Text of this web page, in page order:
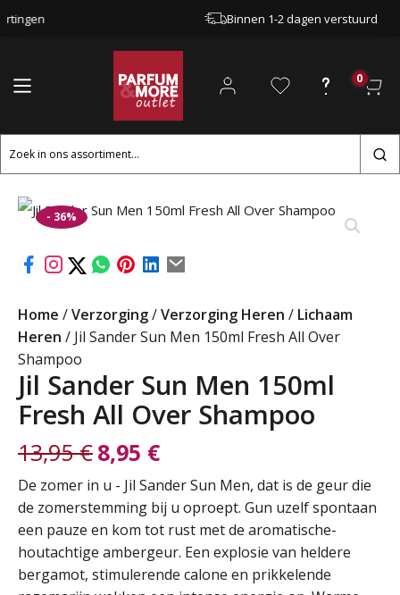
Binnen 1-2 dagen verstuurd
0
Zoeken
naar:
- 36%
Home /Verzorging/Verzorging Heren / Lichaam
Heren / Jil Sander Sun Men 150ml Fresh All Over
Shampoo
Jil Sander Sun Men 150ml
Fresh All Over Shampoo
13,95€
Oorspronkelijke
prijs
was:
8,95 €
Huidige
prijs
is:
De zomer in u - Jil Sander Sun Men, dat is de geur die
de zomerstemming bij u oproept. Gun uzelf spontaan
een pauze en kom tot rust met de aromatische-
houtachtige ambergeur. Een explosie van heldere
bergamot, stimulerende calone en prikkelende